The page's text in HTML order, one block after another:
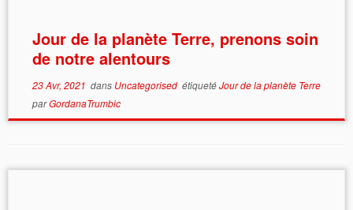
Jour de la planète Terre, prenons soin
de notre alentours
23 Avr, 2021 dans Uncategorised étiquetéJour de la planète Terre
parGordanaTrumbic